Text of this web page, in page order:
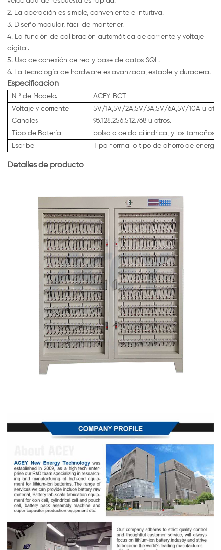
2. La operación es simple, conveniente e intuitiva.
3. Diseño modular, fácil de mantener.
4. La función de calibración automática de corriente y voltaje
digital.
5. Uso de conexión de red y base de datos SQL.
6. La tecnología de hardware es avanzada, estable y duradera.
Especificación
N º de Modelo.
ACEY-BCT
Voltaje y corriente
5V/1A,5V/2A,5V/3A,5V/6A,5V/10A u
Canales
96.128.256.512.768 u otros.
Tipo de Batería
bolsa o celda cilíndrica, y los tamaños.
Escribe
Tipo normal o tipo de ahorro de
Detalles de producto